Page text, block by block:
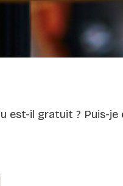
est-il gratuit ? Puis-